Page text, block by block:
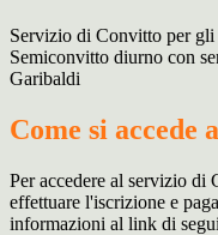
Servizio di Convitto per gli
Semiconvitto diurno con
Garibaldi
Come si accede
Per accedere al servizio di
effettuare l'iscrizione e
informazioni al link di